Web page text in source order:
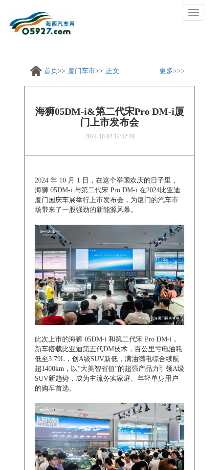
切
换
首页 厦门车市 正文 更多
海狮05DM-i&第二代宋Pro DM-i厦
门上市发布会
2024-10-02 12:52:20
2024 年 10 月 1 日，在这个举国欢庆的日子里，
海狮 05DM-i 与第二代宋 Pro DM-i 在2024比亚迪
厦门国庆车展举行上市发布会，为厦门的汽车市
场带来了一股强劲的新能源风暴。
此次上市的海狮 05DM-i 和第二代宋 Pro DM-i，
新车搭载比亚迪第五代DM技术，百公里亏电油耗
低至3.79L，创A级SUV新低，满油满电综合续航
超1400km，以“大美智省值”的超强产品力引领A级
SUV新趋势，成为主流务实家庭、年轻单身用户
的购车首选。